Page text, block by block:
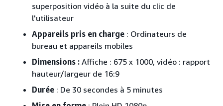
superposition vidéo à la suite du clic de
l'utilisateur
Appareils pris en charge : Ordinateurs de
bureau et appareils mobiles
Dimensions : Affiche : 675 x 1000, vidéo : rapport
hauteur/largeur de 16:9
Durée : De 30 secondes à 5 minutes